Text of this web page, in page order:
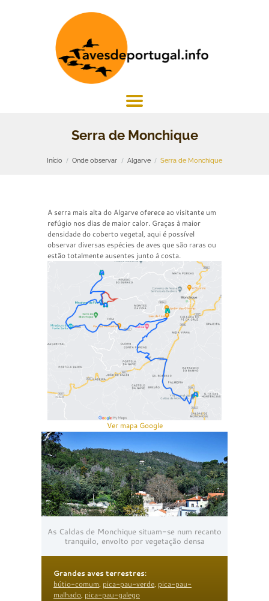
Serra de Monchique
Início Onde observar Algarve Serra de Monchique
A serra mais alta do Algarve oferece ao visitante um
refúgio nos dias de maior calor. Graças à maior
densidade do coberto vegetal, aqui é possível
observar diversas espécies de aves que são raras ou
estão totalmente ausentes junto à costa.
Ver mapa Google
As Caldas de Monchique situam-se num recanto
tranquilo, envolto por vegetação densa
Grandes aves terrestres:
bútio-comum, pica-pau-verde, pica-pau-
malhado, pica-pau-galego